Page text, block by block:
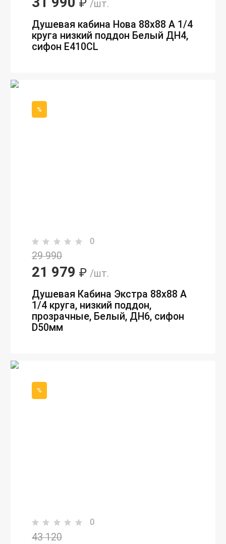
₽ /шт.
Душевая кабина Нова 88х88 А 1/4
круга низкий поддон Белый ДН4,
сифон E410CL
%
0
29 990
21 979 ₽ /шт.
Душевая Кабина Экстра 88х88 А
1/4 круга, низкий поддон,
прозрачные, Белый, ДН6, сифон
D50мм
%
0
43 120